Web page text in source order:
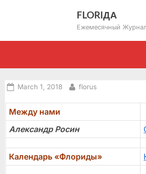
FLORIДА
Ежемесячный
Posted
March 1, 2018 By
florus
Между нами
Александр Росин
Календарь «Флориды»